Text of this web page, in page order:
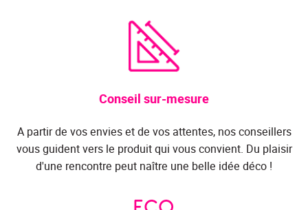
Conseil sur-mesure
A partir de vos envies et de vos attentes, nos conseillers
vous guident vers le produit qui vous convient. Du plaisir
d'une rencontre peut naître une belle idée déco !